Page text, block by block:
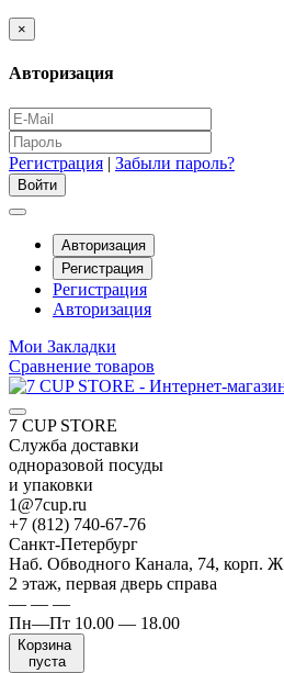
×
Авторизация
Регистрация | Забыли пароль?
Авторизация
Регистрация
Регистрация
Авторизация
Мои Закладки
Сравнение товаров
7 CUP STORE
Служба доставки
одноразовой посуды
и упаковки
1@7cup.ru
+7 (812) 740-67-76
Санкт-Петербург
Наб. Обводного Канала, 74, корп. Ж
2 этаж, первая дверь справа
— — —
Пн—Пт 10.00 — 18.00
Корзина
пуста